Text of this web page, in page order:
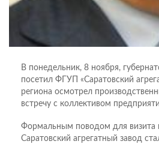
В понедельник, 8 ноября,
посетил ФГУП «Саратовский
региона осмотрел
встречу с коллективом
Формальным поводом для визита
Саратовский агрегатный завод